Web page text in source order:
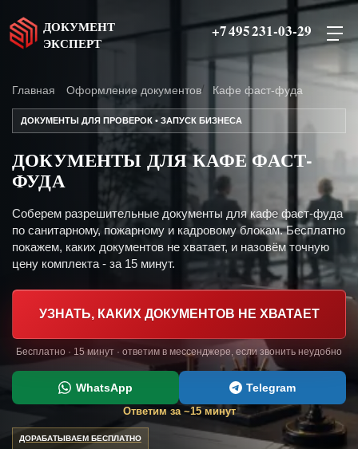
ДОКУМЕНТ
ЭКСПЕРТ
+7 495 231-03-29
Главная Оформление документов Кафе фаст-фуда
ДОКУМЕНТЫ ДЛЯ ПРОВЕРОК • ЗАПУСК БИЗНЕСА
ДОКУМЕНТЫ ДЛЯ КАФЕ ФАСТ-
ФУДА
Соберем разрешительные документы для кафе фаст-фуда
по санитарному, пожарному и кадровому блокам. Бесплатно
покажем, каких документов не хватает, и назовём точную
цену комплекта - за 15 минут.
УЗНАТЬ, КАКИХ ДОКУМЕНТОВ НЕ ХВАТАЕТ
Бесплатно · 15 минут · ответим в мессенджере, если звонить неудобно
WhatsApp Telegram
Ответим за ~15 минут
ДОРАБАТЫВАЕМ БЕСПЛАТНО